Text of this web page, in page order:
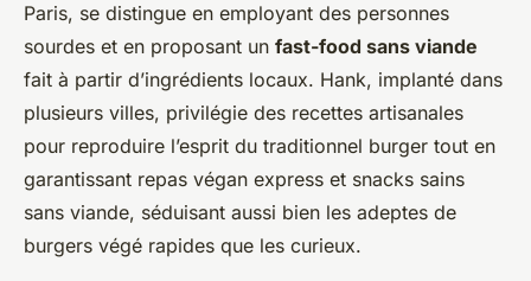
Paris, se distingue en employant des personnes
sourdes et en proposant un fast-food sans viande
fait à partir d’ingrédients locaux. Hank, implanté dans
plusieurs villes, privilégie des recettes artisanales
pour reproduire l’esprit du traditionnel burger tout en
garantissant repas végan express et snacks sains
sans viande, séduisant aussi bien les adeptes de
burgers végé rapides que les curieux.